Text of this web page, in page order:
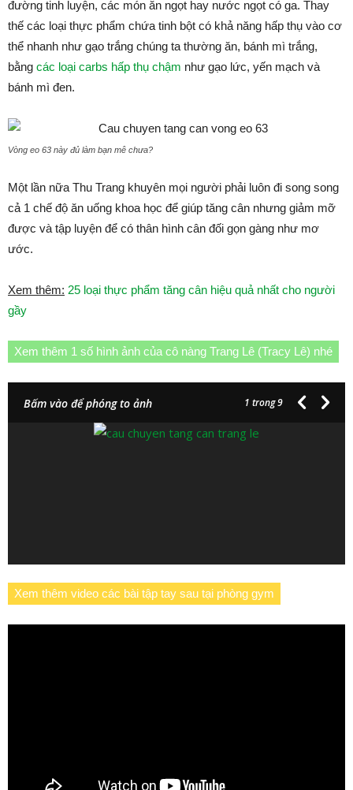
đường tinh luyện, các món ăn ngọt hay nước ngọt có ga. Thay
thế các loại thực phẩm chứa tinh bột có khả năng hấp thụ vào cơ
thể nhanh như gạo trắng chúng ta thường ăn, bánh mì trắng,
bằng các loại carbs hấp thụ chậm như gạo lức, yến mạch và
bánh mì đen.
Vòng eo 63 này đủ làm bạn mê chưa?
Một lần nữa Thu Trang khuyên mọi người phải luôn đi song song
cả 1 chế độ ăn uống khoa học để giúp tăng cân nhưng giảm mỡ
được và tập luyện để có thân hình cân đối gọn gàng như mơ
ước.
Xem thêm: 25 loại thực phẩm tăng cân hiệu quả nhất cho người
gầy
Xem thêm 1 số hình ảnh của cô nàng Trang Lê (Tracy Lê) nhé
Bấm vào để phóng to ảnh 1 trong 9
Xem thêm video các bài tập tay sau tại phòng gym